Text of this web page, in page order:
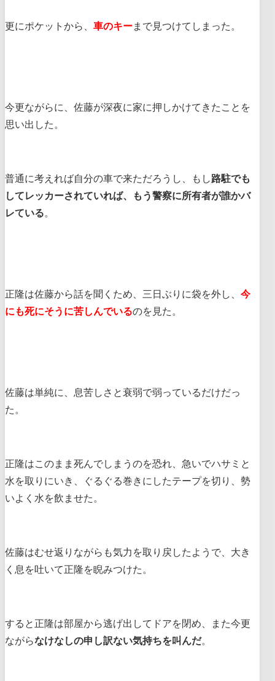
更にポケットから、 車のキーまで見つけてしまった。
今更ながらに、佐藤が深夜に家に押しかけてきたことを
思い出した。
普通に考えれば自分の車で来ただろうし、もし路駐でも
してレッカーされていれば、もう警察に所有者が誰かバ
レている。
正隆は佐藤から話を聞くため、三日ぶりに袋を外し、 今
にも死にそうに苦しんでいるのを見た。
佐藤は単純に、息苦しさと衰弱で弱っているだけだっ
た。
正隆はこのまま死んでしまうのを恐れ、急いでハサミと
水を取りにいき、ぐるぐる巻きにしたテープを切り、勢
いよく水を飲ませた。
佐藤はむせ返りながらも気力を取り戻したようで、大き
く息を吐いて正隆を睨みつけた。
すると正隆は部屋から逃げ出してドアを閉め、また今更
ながらなけなしの申し訳ない気持ちを叫んだ。